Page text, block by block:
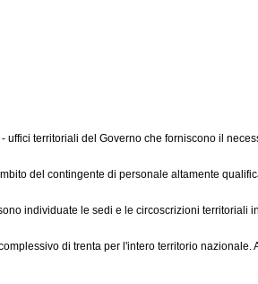
territoriali del Governo che forniscono il
del contingente di personale altamente
individuate le sedi e le circoscrizioni territoriali
di trenta per l'intero territorio nazionale.